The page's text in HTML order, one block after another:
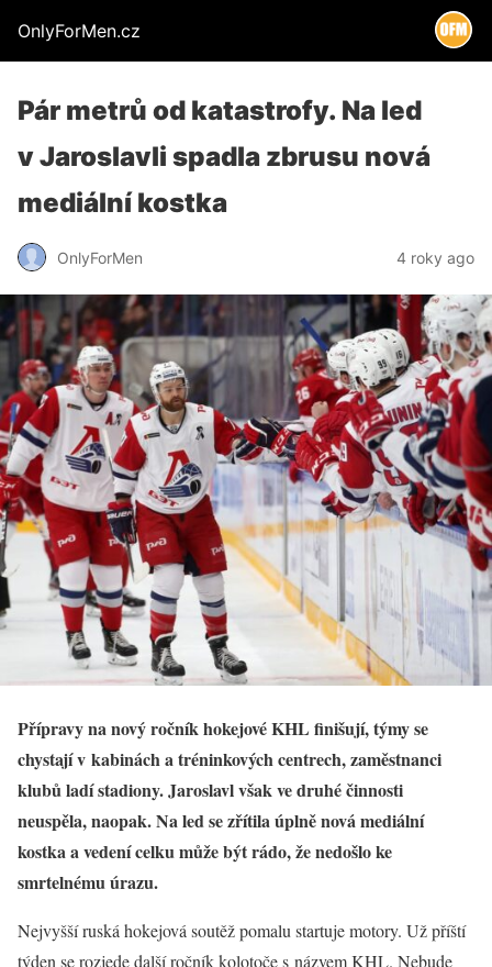
OnlyForMen.cz
Pár metrů od katastrofy. Na led
v Jaroslavli spadla zbrusu nová
mediální kostka
OnlyForMen 4 roky ago
Přípravy na nový ročník hokejové KHL finišují, týmy se
chystají v kabinách a tréninkových centrech, zaměstnanci
klubů ladí stadiony. Jaroslavl však ve druhé činnosti
neuspěla, naopak. Na led se zřítila úplně nová mediální
kostka a vedení celku může být rádo, že nedošlo ke
smrtelnému úrazu.
Nejvyšší ruská hokejová soutěž pomalu startuje motory. Už příští
týden se rozjede další ročník kolotoče s názvem KHL. Nebude